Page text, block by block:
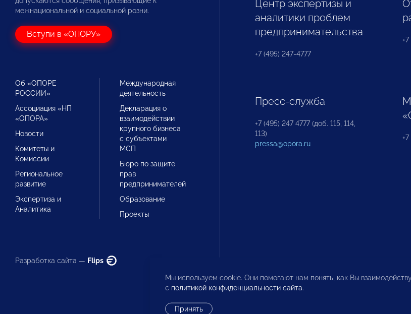
межнациональной и социальной розни.
Вступи в «ОПОРУ»
Об «ОПОРЕ
РОССИИ»
Ассоциация «НП
«ОПОРА»
Новости
Комитеты и
Комиссии
Региональное
развитие
Экспертиза и
Аналитика
Международная
деятельность
Декларация о
взаимодействии
крупного бизнеса
с субъектами
МСП
Бюро по защите
прав
предпринимателей
Образование
Проекты
Разработка сайта — Flips
Центр экспертизы и
аналитики проблем
предпринимательства
+7 (495) 247-4777
Пресс-служба
+7 (495) 247 4777 (доб. 115, 114,
113)
pressa@opora.ru
Мы используем cookie. Они помогают нам понять, как Вы
с политикой конфиденциальности сайта.
Принять